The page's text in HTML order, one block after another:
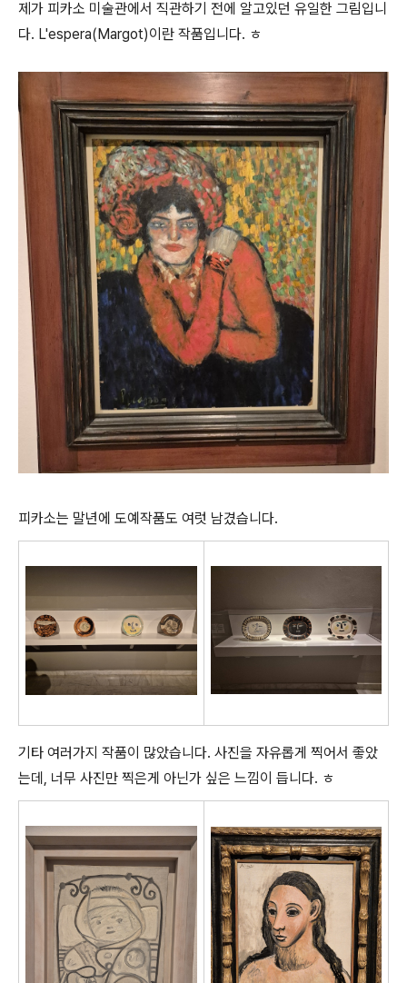
제가 피카소 미술관에서 직관하기 전에 알고있던 유일한 그림입니
다. L'espera(Margot)이란 작품입니다. ㅎ
피카소는 말년에 도예작품도 여럿 남겼습니다.
기타 여러가지 작품이 많았습니다. 사진을 자유롭게 찍어서 좋았
는데, 너무 사진만 찍은게 아닌가 싶은 느낌이 듭니다. ㅎ